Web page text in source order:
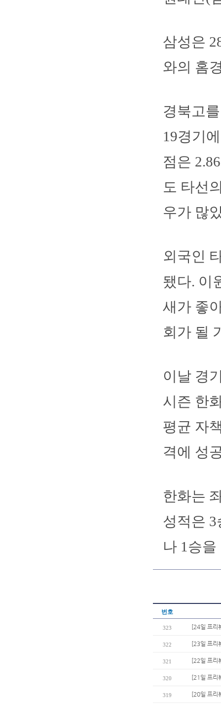
삼성은
와의 홈
경북고
19경기
점은
도 타선
우가 많
외국인
됐다. 이
새가 좋
회가 될
이날 경
시즌 한
평균 자
격에 성
한화는
성적은 3
나 1승
번호
323 [24일 프리
322 [23일 프리
321 [22일 프리
320 [21일 프리
319 [20일 프리